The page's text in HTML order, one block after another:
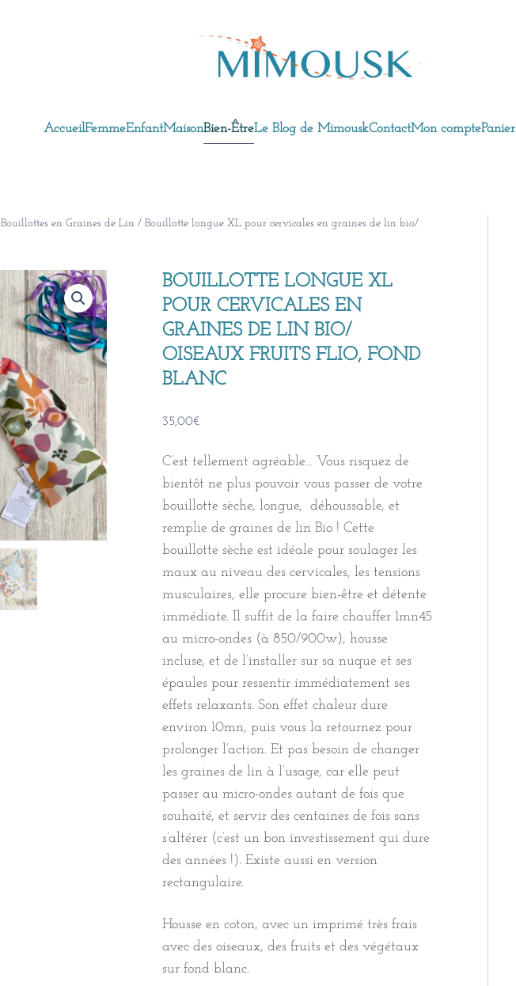
AccueilFemmeEnfantMaisonBien-ÊtreLe Blog de MimouskContactMon comptePanier
Bouillottes en Graines de Lin / Bouillotte longue XL pour cervicales en graines de lin bio/
BOUILLOTTE LONGUE XL
POUR CERVICALES EN
GRAINES DE LIN BIO/
OISEAUX FRUITS FLIO, FOND
BLANC
35,00€
C’est tellement agréable… Vous risquez de
bientôt ne plus pouvoir vous passer de votre
bouillotte sèche, longue, déhoussable, et
remplie de graines de lin Bio ! Cette
bouillotte sèche est idéale pour soulager les
maux au niveau des cervicales, les tensions
musculaires, elle procure bien-être et détente
immédiate. Il suffit de la faire chauffer 1mn45
au micro-ondes (à 850/900w), housse
incluse, et de l’installer sur sa nuque et ses
épaules pour ressentir immédiatement ses
effets relaxants. Son effet chaleur dure
environ 10mn, puis vous la retournez pour
prolonger l’action. Et pas besoin de changer
les graines de lin à l’usage, car elle peut
passer au micro-ondes autant de fois que
souhaité, et servir des centaines de fois sans
s’altérer (c’est un bon investissement qui dure
des années !). Existe aussi en version
rectangulaire.
Housse en coton, avec un imprimé très frais
avec des oiseaux, des fruits et des végétaux
sur fond blanc.